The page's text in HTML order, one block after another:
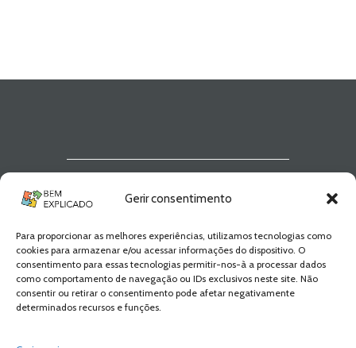
Gerir consentimento
Para proporcionar as melhores experiências, utilizamos tecnologias como
cookies para armazenar e/ou acessar informações do dispositivo. O
consentimento para essas tecnologias permitir-nos-à a processar dados
como comportamento de navegação ou IDs exclusivos neste site. Não
consentir ou retirar o consentimento pode afetar negativamente
determinados recursos e funções.
Explicado
Fica a par de todas as novidades! Zero
Spam, apenas novidades e novos
conteúdos!